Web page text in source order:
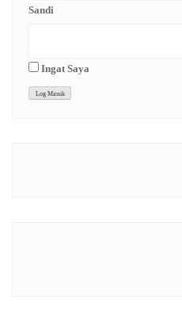
Sandi
Ingat Saya